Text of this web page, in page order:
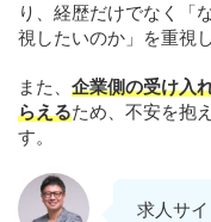
り、経歴だけでなく「
視したいのか」を重視
また、 企業側の受け入
らえるため、不安を抱
す。
求人サ